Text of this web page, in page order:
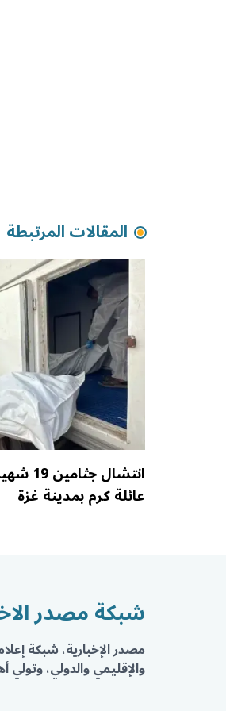
المقالات المرتبطة
عائلة كرم بمدينة غزة
شبكة مصدر
مصدر الإخبارية، شبكة
والإقليمي والدولي،